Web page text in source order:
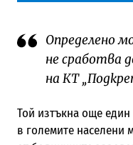
Определено
не сработва
на КТ
Той изтъкна още
в големите населени